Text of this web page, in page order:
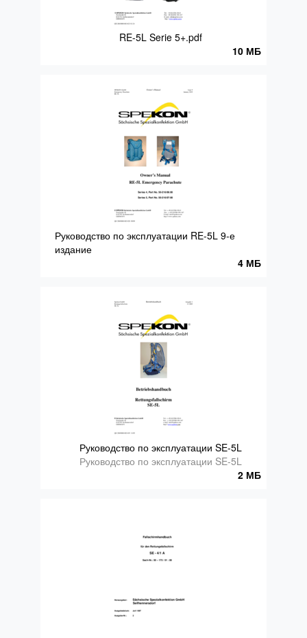
RE-5L Serie 5+.pdf
10 МБ
Руководство по эксплуатации RE-5L 9-е
издание
4 МБ
Руководство по эксплуатации SE-5L
Руководство по эксплуатации SE-5L
2 МБ